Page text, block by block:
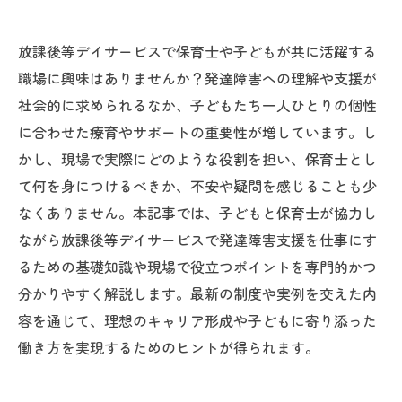
放課後等デイサービスで保育士や子どもが共に活躍する
職場に興味はありませんか？発達障害への理解や支援が
社会的に求められるなか、子どもたち一人ひとりの個性
に合わせた療育やサポートの重要性が増しています。し
かし、現場で実際にどのような役割を担い、保育士とし
て何を身につけるべきか、不安や疑問を感じることも少
なくありません。本記事では、子どもと保育士が協力し
ながら放課後等デイサービスで発達障害支援を仕事にす
るための基礎知識や現場で役立つポイントを専門的かつ
分かりやすく解説します。最新の制度や実例を交えた内
容を通じて、理想のキャリア形成や子どもに寄り添った
働き方を実現するためのヒントが得られます。